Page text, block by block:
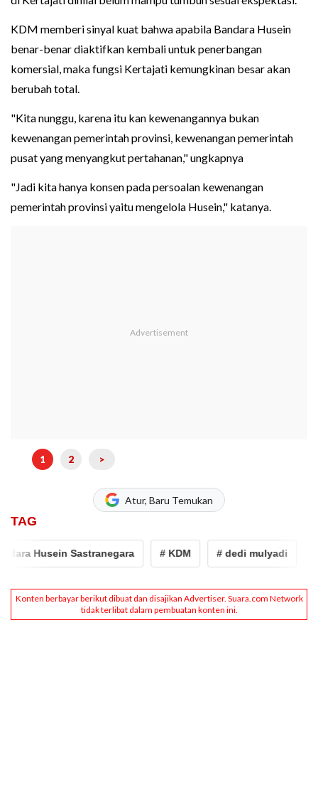
KDM memberi sinyal kuat bahwa apabila Bandara Husein
benar-benar diaktifkan kembali untuk penerbangan
komersial, maka fungsi Kertajati kemungkinan besar akan
berubah total.
"Kita nunggu, karena itu kan kewenangannya bukan
kewenangan pemerintah provinsi, kewenangan pemerintah
pusat yang menyangkut pertahanan," ungkapnya
"Jadi kita hanya konsen pada persoalan kewenangan
pemerintah provinsi yaitu mengelola Husein," katanya.
1 2 >
Atur, Baru Temukan
TAG
Husein Sastranegara # KDM # dedi mulyadi